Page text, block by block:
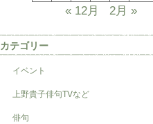
« 12月
2月 »
カテゴリー
イベント
上野貴子俳句TVなど
俳句